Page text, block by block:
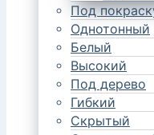
Под
Однотонный
Белый
Высокий
Под дерево
Гибкий
Скрытый